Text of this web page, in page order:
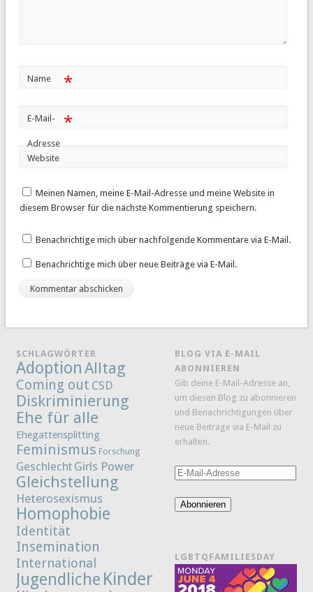
Name *
E-Mail-
Adresse
*
Website
Meinen Namen, meine E-Mail-Adresse und meine Website in
diesem Browser für die nächste Kommentierung speichern.
Benachrichtige mich über nachfolgende Kommentare via E-Mail.
Benachrichtige mich über neue Beiträge via E-Mail.
SCHLAGWÖRTER
AdoptionAlltag
Coming out CSD
Diskriminierung
Ehe für alle
Ehegattensplitting
Feminismus Forschung
Geschlecht Girls Power
Gleichstellung
Heterosexismus
Homophobie
Identität
Insemination
International
Jugendliche Kinder
BLOG VIA E-MAIL
ABONNIEREN
Gib deine E-Mail-Adresse an,
um diesen Blog zu abonnieren
und Benachrichtigungen über
neue Beiträge via E-Mail zu
erhalten.
E-
Adresse
Abonnieren
LGBTQFAMILIESDAY